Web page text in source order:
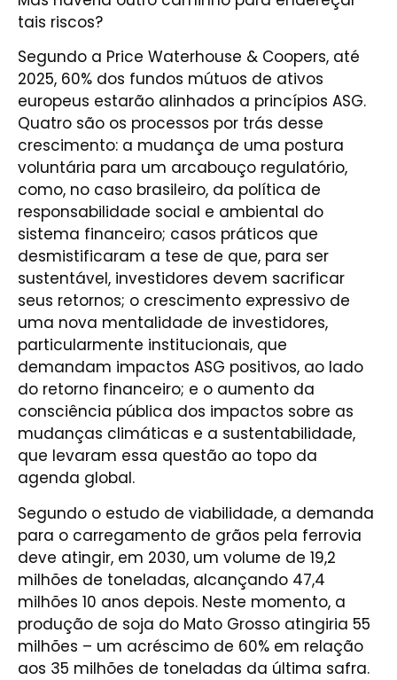
tais riscos?
Segundo a Price Waterhouse & Coopers, até
2025, 60% dos fundos mútuos de ativos
europeus estarão alinhados a princípios ASG.
Quatro são os processos por trás desse
crescimento: a mudança de uma postura
voluntária para um arcabouço regulatório,
como, no caso brasileiro, da política de
responsabilidade social e ambiental do
sistema financeiro; casos práticos que
desmistificaram a tese de que, para ser
sustentável, investidores devem sacrificar
seus retornos; o crescimento expressivo de
uma nova mentalidade de investidores,
particularmente institucionais, que
demandam impactos ASG positivos, ao lado
do retorno financeiro; e o aumento da
consciência pública dos impactos sobre as
mudanças climáticas e a sustentabilidade,
que levaram essa questão ao topo da
agenda global.
Segundo o estudo de viabilidade, a demanda
para o carregamento de grãos pela ferrovia
deve atingir, em 2030, um volume de 19,2
milhões de toneladas, alcançando 47,4
milhões 10 anos depois. Neste momento, a
produção de soja do Mato Grosso atingiria 55
milhões – um acréscimo de 60% em relação
aos 35 milhões de toneladas da última safra.